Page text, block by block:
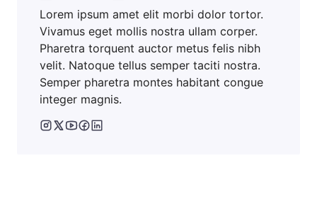
Lorem ipsum amet elit morbi dolor tortor.
Vivamus eget mollis nostra ullam corper.
Pharetra torquent auctor metus felis nibh
velit. Natoque tellus semper taciti nostra.
Semper pharetra montes habitant congue
integer magnis.